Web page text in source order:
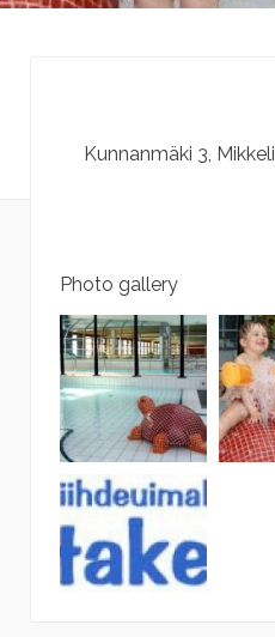
Kunnanmäki 3 Mikkeli
Photo gallery